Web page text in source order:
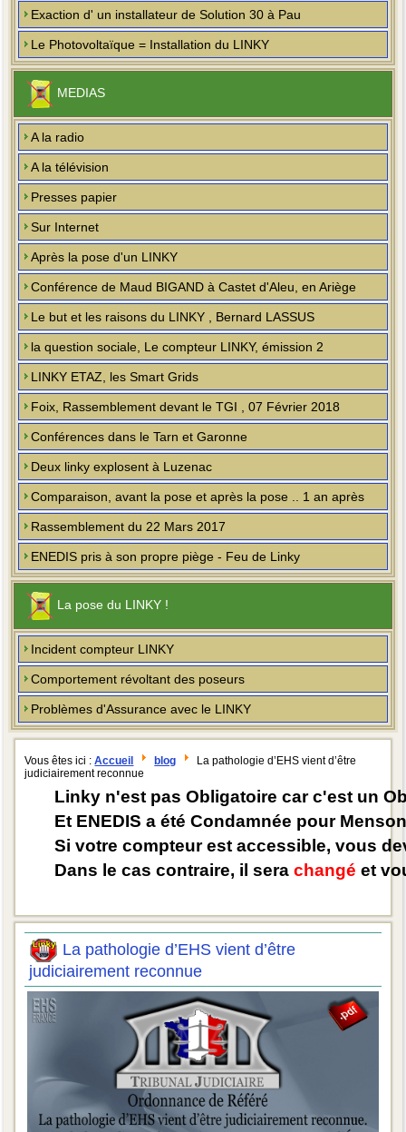
Exaction d' un installateur de Solution 30 à Pau
Le Photovoltaïque = Installation du LINKY
MEDIAS
A la radio
A la télévision
Presses papier
Sur Internet
Après la pose d'un LINKY
Conférence de Maud BIGAND à Castet d'Aleu, en Ariège
Le but et les raisons du LINKY , Bernard LASSUS
la question sociale, Le compteur LINKY, émission 2
LINKY ETAZ, les Smart Grids
Foix, Rassemblement devant le TGI , 07 Février 2018
Conférences dans le Tarn et Garonne
Deux linky explosent à Luzenac
Comparaison, avant la pose et après la pose .. 1 an après
Rassemblement du 22 Mars 2017
ENEDIS pris à son propre piège - Feu de Linky
La pose du LINKY !
Incident compteur LINKY
Comportement révoltant des poseurs
Problèmes d'Assurance avec le LINKY
Vous êtes ici :Accueil blog
La pathologie d’EHS vient d’être
judiciairement reconnue
Linky n'est pas Obligatoire car c'est un
Et ENEDIS a été Condamnée pour
Si votre compteur est accessible, vous
Dans le cas contraire, il serachangé et
La pathologie d’EHS vient d’être
judiciairement reconnue